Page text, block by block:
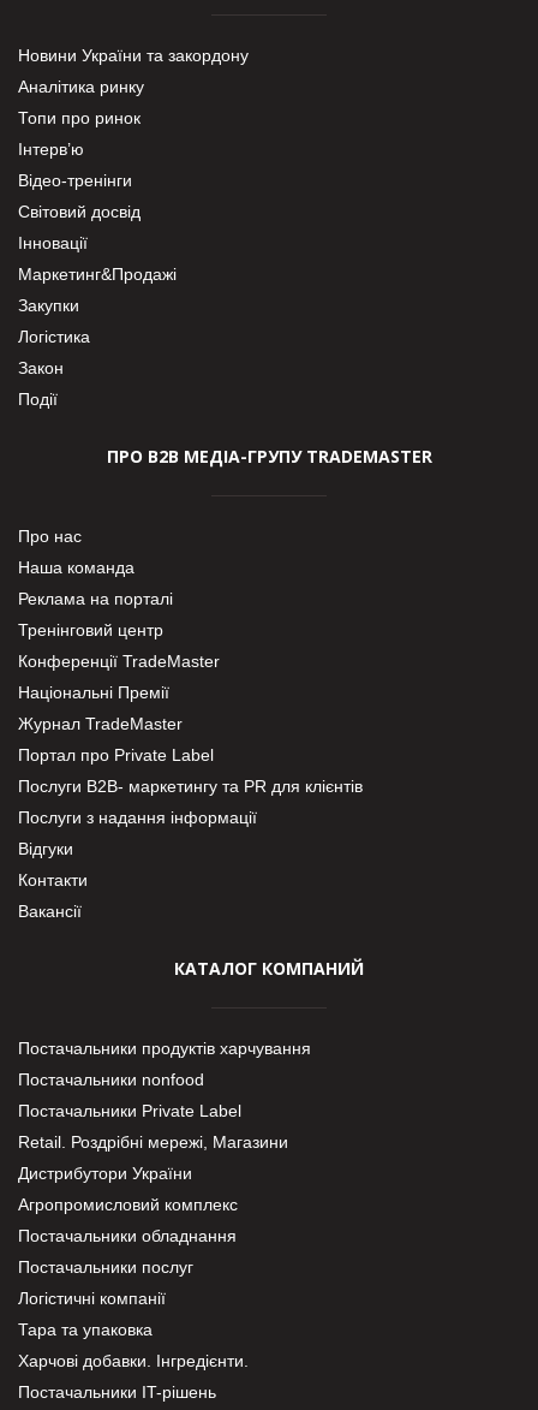
Новини України та закордону
Аналітика ринку
Топи про ринок
Інтерв’ю
Відео-тренінги
Світовий досвід
Інновації
Маркетинг&Продажі
Закупки
Логістика
Закон
Події
ПРО В2В МЕДІА-ГРУПУ TRADEMASTER
Про нас
Наша команда
Реклама на порталі
Тренінговий центр
Конференції TradeMaster
Національні Премії
Журнал TradeMaster
Портал про Private Label
Послуги В2В- маркетингу та PR для клієнтів
Послуги з надання інформації
Відгуки
Контакти
Вакансії
КАТАЛОГ КОМПАНИЙ
Постачальники продуктів харчування
Постачальники nonfood
Постачальники Private Label
Retail. Роздрібні мережі, Магазини
Дистрибутори України
Агропромисловий комплекс
Постачальники обладнання
Постачальники послуг
Логістичні компанії
Тара та упаковка
Харчові добавки. Інгредієнти.
Постачальники IT-рішень